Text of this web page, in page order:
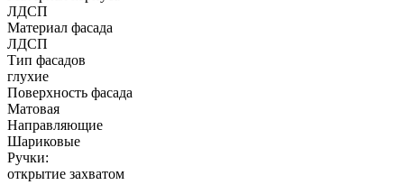
ЛДСП
Материал фасада
ЛДСП
Тип фасадов
глухие
Поверхность фасада
Матовая
Направляющие
Шариковые
Ручки:
открытие захватом